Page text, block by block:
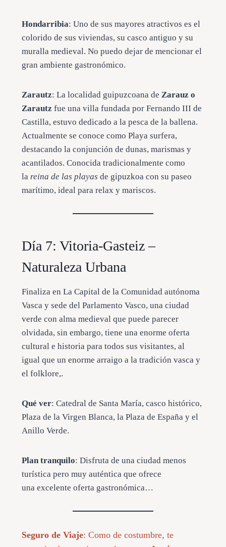
Hondarribia: Uno de sus mayores atractivos es el
colorido de sus viviendas, su casco antiguo y su
muralla medieval. No puedo dejar de mencionar el
gran ambiente gastronómico.
Zarautz: La localidad guipuzcoana de Zarauz o
Zarautzfue una villa fundada por Fernando III de
Castilla, estuvo dedicado a la pesca de la ballena.
Actualmente se conoce como Playa surfera,
destacando la conjunción de dunas, marismas y
acantilados. Conocida tradicionalmente como
la reina de las playas de gipuzkoa con su paseo
marítimo, ideal para relax y mariscos.
Día 7: Vitoria-Gasteiz –
Naturaleza Urbana
Finaliza en La Capital de la Comunidad autónoma
Vasca y sede del Parlamento Vasco, una ciudad
verde con alma medieval que puede parecer
olvidada, sin embargo, tiene una enorme oferta
cultural e historia para todos sus visitantes, al
igual que un enorme arraigo a la tradición vasca y
el folklore,.
Qué ver: Catedral de Santa María, casco histórico,
Plaza de la Virgen Blanca, la Plaza de España y el
Anillo Verde.
Plan tranquilo: Disfruta de una ciudad menos
turística pero muy auténtica que ofrece
una excelente oferta gastronómica…
Seguro de Viaje: Como de costumbre, te